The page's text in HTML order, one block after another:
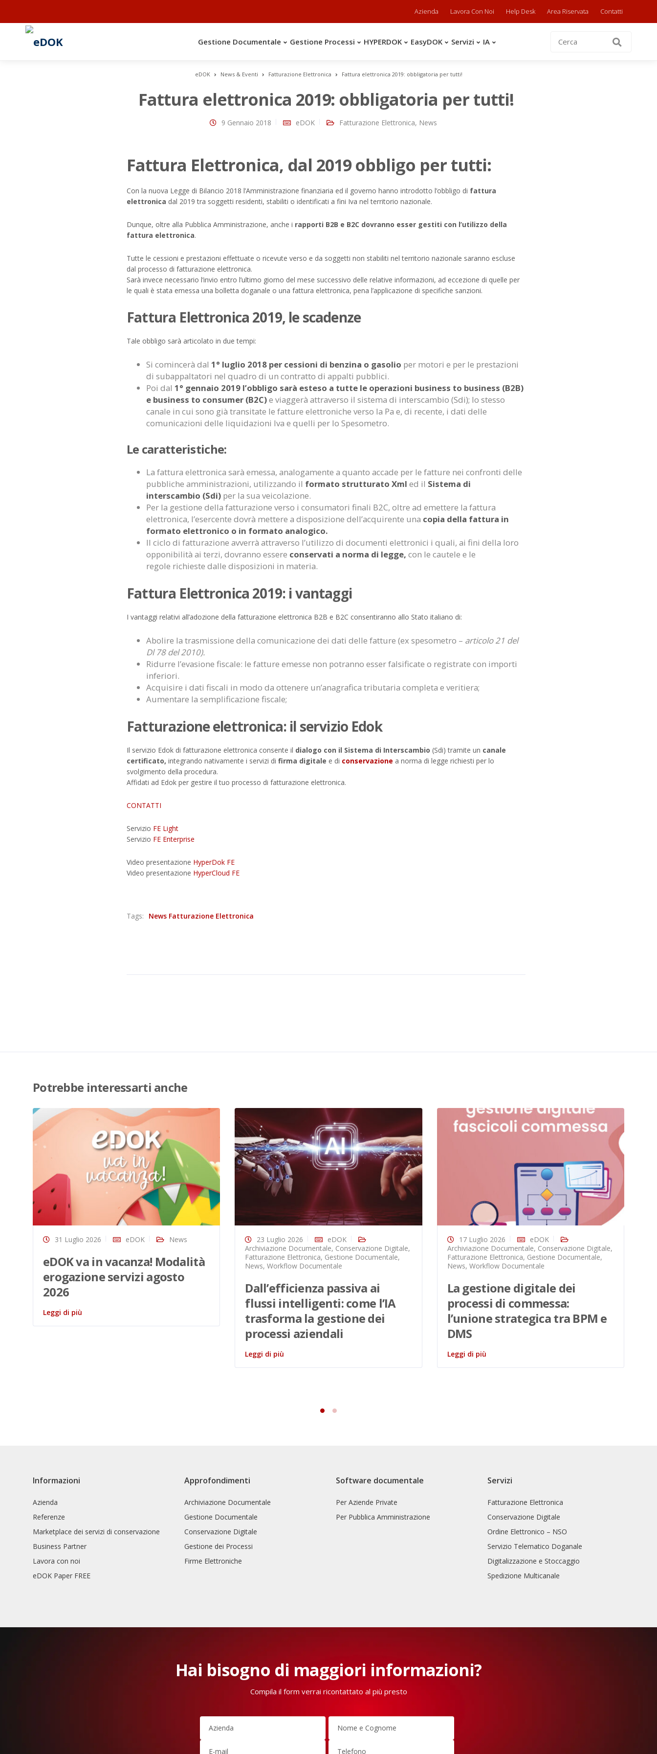
Azienda Lavora Con Noi Help Desk Area Riservata Contatti
Gestione Documentale Gestione Processi HYPERDOK EasyDOK Servizi IA
eDOK News & Eventi Fatturazione Elettronica Fattura elettronica 2019: obbligatoria per tutti!
Fattura elettronica 2019: obbligatoria per tutti!
9 Gennaio 2018 eDOK Fatturazione Elettronica, News
Fattura Elettronica, dal 2019 obbligo per tutti:
Con la nuova Legge di Bilancio 2018 l’Amministrazione finanziaria ed il governo hanno introdotto l’obbligo di fattura
elettronica dal 2019 tra soggetti residenti, stabiliti o identificati a fini Iva nel territorio nazionale.
Dunque, oltre alla Pubblica Amministrazione, anche i rapporti B2B e B2C dovranno esser gestiti con l’utilizzo della
fattura elettronica.
Tutte le cessioni e prestazioni effettuate o ricevute verso e da soggetti non stabiliti nel territorio nazionale saranno escluse
dal processo di fatturazione elettronica.
Sarà invece necessario l’invio entro l’ultimo giorno del mese successivo delle relative informazioni, ad eccezione di quelle per
le quali è stata emessa una bolletta doganale o una fattura elettronica, pena l’applicazione di specifiche sanzioni.
Fattura Elettronica 2019, le scadenze
Tale obbligo sarà articolato in due tempi:
Si comincerà dal1° luglio 2018 per cessioni di benzina o gasolio per motori e per le prestazioni
di subappaltatori nel quadro di un contratto di appalti pubblici.
Poi dal 1° gennaio 2019 l’obbligo sarà esteso a tutte le operazioni business to business (B2B)
e business to consumer (B2C)e viaggerà attraverso il sistema di interscambio (Sdi); lo stesso
canale in cui sono già transitate le fatture elettroniche verso la Pa e, di recente, i dati delle
comunicazioni delle liquidazioni Iva e quelli per lo Spesometro.
Le caratteristiche:
La fattura elettronica sarà emessa, analogamente a quanto accade per le fatture nei confronti delle
pubbliche amministrazioni, utilizzando il formato strutturato Xml ed il Sistema di
interscambio (Sdi) per la sua veicolazione.
Per la gestione della fatturazione verso i consumatori finali B2C, oltre ad emettere la fattura
elettronica, l’esercente dovrà mettere a disposizione dell’acquirente una copia della fattura in
formato elettronico o in formato analogico.
Il ciclo di fatturazione avverrà attraverso l’utilizzo di documenti elettronici i quali, ai fini della loro
opponibilità ai terzi, dovranno essere conservati a norma di legge, con le cautele e le
regole richieste dalle disposizioni in materia.
Fattura Elettronica 2019: i vantaggi
I vantaggi relativi all’adozione della fatturazione elettronica B2B e B2C consentiranno allo Stato italiano di:
Abolire la trasmissione della comunicazione dei dati delle fatture (ex spesometro – articolo 21 del
Dl 78 del 2010).
Ridurre l’evasione fiscale: le fatture emesse non potranno esser falsificate o registrate con importi
inferiori.
Acquisire i dati fiscali in modo da ottenere un’anagrafica tributaria completa e veritiera;
Aumentare la semplificazione fiscale;
Fatturazione elettronica: il servizio Edok
Il servizio Edok di fatturazione elettronica consente il dialogo con il Sistema di Interscambio (Sdi) tramite un canale
certificato, integrando nativamente i servizi difirma digitale e di conservazione a norma di legge richiesti per lo
svolgimento della procedura.
Affidati ad Edok per gestire il tuo processo di fatturazione elettronica.
CONTATTI
Servizio FE Light
Servizio FE Enterprise
Video presentazione HyperDok FE
Video presentazione HyperCloud FE
Tags: News Fatturazione Elettronica
Potrebbe interessarti anche
31 Luglio 2026 eDOK News
eDOK va in vacanza! Modalità
erogazione servizi agosto
2026
Leggi di più
23 Luglio 2026
eDOK
Archiviazione Documentale, Conservazione Digitale,
Fatturazione Elettronica, Gestione Documentale,
News,Workflow Documentale
Dall’efficienza passiva ai
flussi intelligenti: come l’IA
trasforma la gestione dei
processi aziendali
Leggi di più
17 Luglio 2026
eDOK
Archiviazione Documentale, Conservazione Digitale,
Fatturazione Elettronica, Gestione Documentale,
News, Workflow Documentale
La gestione digitale dei
processi di commessa:
l’unione strategica tra BPM e
DMS
Leggi di più
Informazioni
Azienda
Referenze
Marketplace dei servizi di conservazione
Business Partner
Lavora con noi
eDOK Paper FREE
Approfondimenti
Archiviazione Documentale
Gestione Documentale
Conservazione Digitale
Gestione dei Processi
Firme Elettroniche
Software documentale
Per Aziende Private
Per Pubblica Amministrazione
Servizi
Fatturazione Elettronica
Conservazione Digitale
Ordine Elettronico – NSO
Servizio Telematico Doganale
Digitalizzazione e Stoccaggio
Spedizione Multicanale
Hai bisogno di maggiori informazioni?
Compila il form verrai ricontattato al più presto